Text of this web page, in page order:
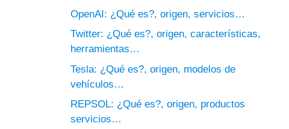
OpenAI: ¿Qué es?, origen, servicios…
Twitter: ¿Qué es?, origen, características,
herramientas…
Tesla: ¿Qué es?, origen, modelos de
vehículos…
REPSOL: ¿Qué es?, origen, productos
servicios…